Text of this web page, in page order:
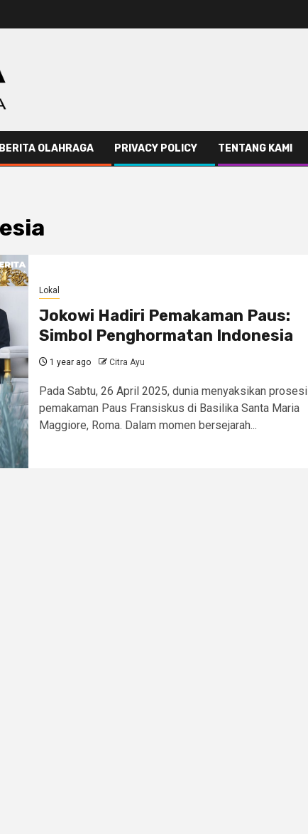
BERITA OLAHRAGA PRIVACY POLICY TENTANG KAMI
Lokal
Jokowi Hadiri Pemakaman Paus:
Simbol Penghormatan Indonesia
1 year ago Citra Ayu
Pada Sabtu, 26 April 2025, dunia menyaksikan prosesi
pemakaman Paus Fransiskus di Basilika Santa Maria
Maggiore, Roma. Dalam momen bersejarah...